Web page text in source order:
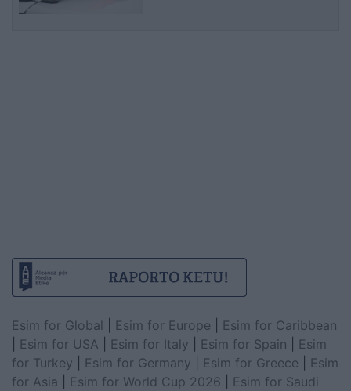
Esim for Global Esim for Europe
Esim for Caribbean
Esim for USA Esim for Italy Esim for Spain
Esim
for Turkey
Esim for Germany Esim for Greece
Esim
for Asia
Esim for World Cup 2026
Esim for Saudi